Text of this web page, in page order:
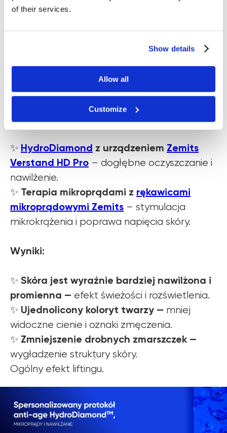
of their services.
Show details
Allow all
Customize
✨ Odwodnienie.
✨ Zmarszczki mimiczne.
Darmowy pokaz
Przeprowadzony cykl zabiegów:
✨ HydroDiamond z urządzeniem Zemits
Verstand HD Pro – dogłębne oczyszczanie i
nawilżenie.
✨ Terapia mikroprądami z rękawicami
mikroprądowymi Zemits – stymulacja
mikrokrążenia i poprawa napięcia skóry.
Wyniki:
✨ Skóra jest wyraźnie bardziej nawilżona i
promienna — efekt świeżości i rozświetlenia.
✨ Ujednolicony koloryt twarzy — mniej
widoczne cienie i oznaki zmęczenia.
✨ Zmniejszenie drobnych zmarszczek —
wygładzenie struktury skóry.
Ogólny efekt liftingu.